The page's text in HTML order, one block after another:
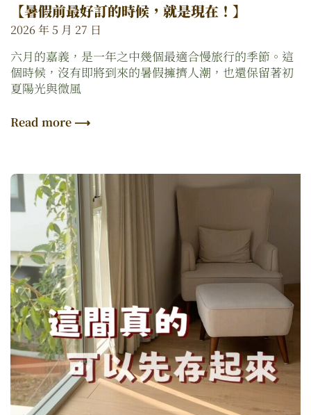
【暑假前最好訂的時候，就是現在！】
2026 年 5 月 27 日
六月的嘉義，是一年之中幾個最適合慢旅行的季節。這
個時候，沒有即將到來的暑假擁擠人潮，也還保留著初
夏陽光與微風
Read more ⟶